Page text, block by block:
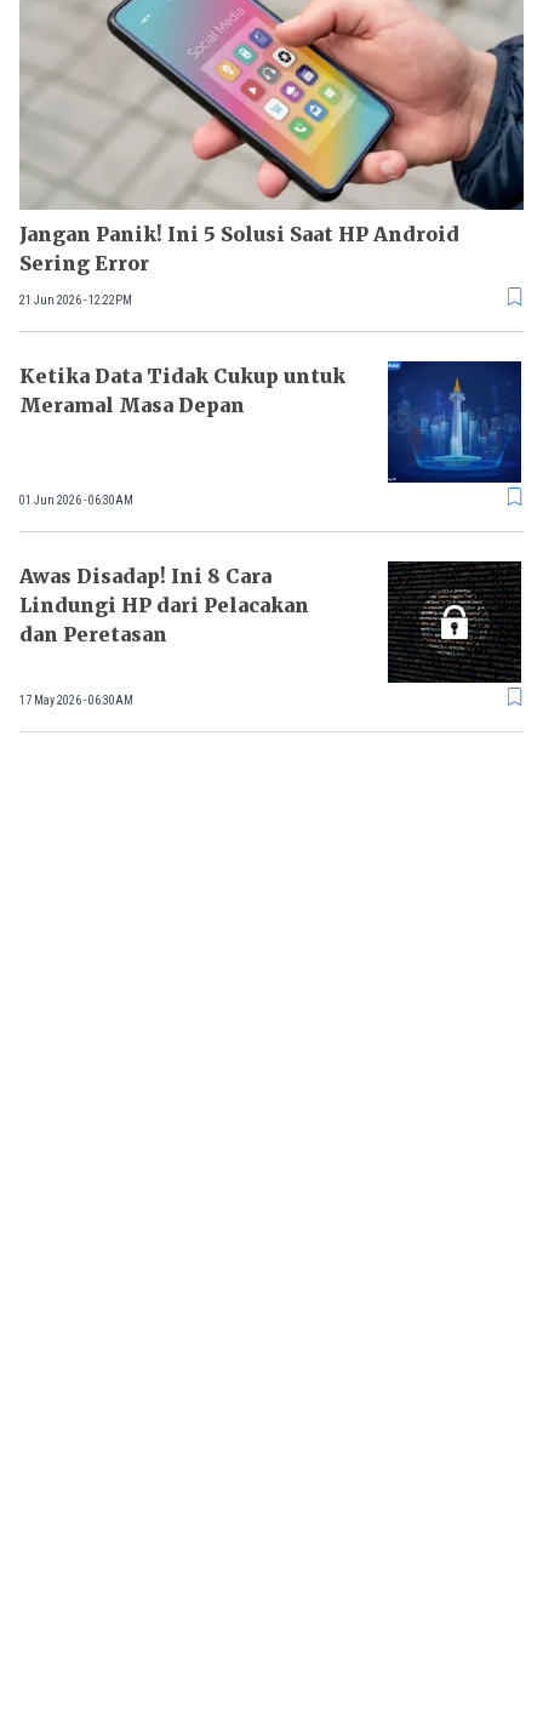
Jangan Panik! Ini 5 Solusi Saat HP Android
Sering Error
21 Jun 2026 - 12:22PM
Ketika Data Tidak Cukup untuk
Meramal Masa Depan
01 Jun 2026 - 06:30AM
Awas Disadap! Ini 8 Cara
Lindungi HP dari Pelacakan
dan Peretasan
17 May 2026 - 06:30AM